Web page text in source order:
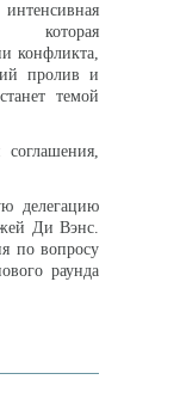
которая
конфликта,
пролив и
темой
делегацию
Ди Вэнс.
по вопросу
раунда